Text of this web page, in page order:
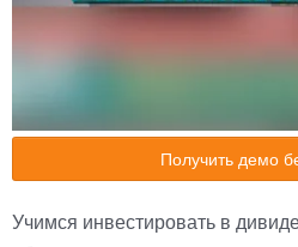
Получить демо
Учимся инвестировать в